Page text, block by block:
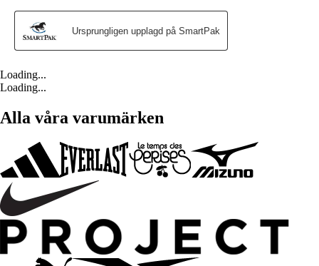
Loading...
Loading...
Alla våra varumärken